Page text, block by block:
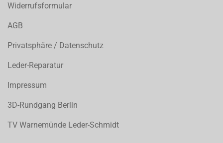
Widerrufsformular
AGB
Privatsphäre / Datenschutz
Leder-Reparatur
Impressum
3D-Rundgang Berlin
TV Warnemünde Leder-Schmidt